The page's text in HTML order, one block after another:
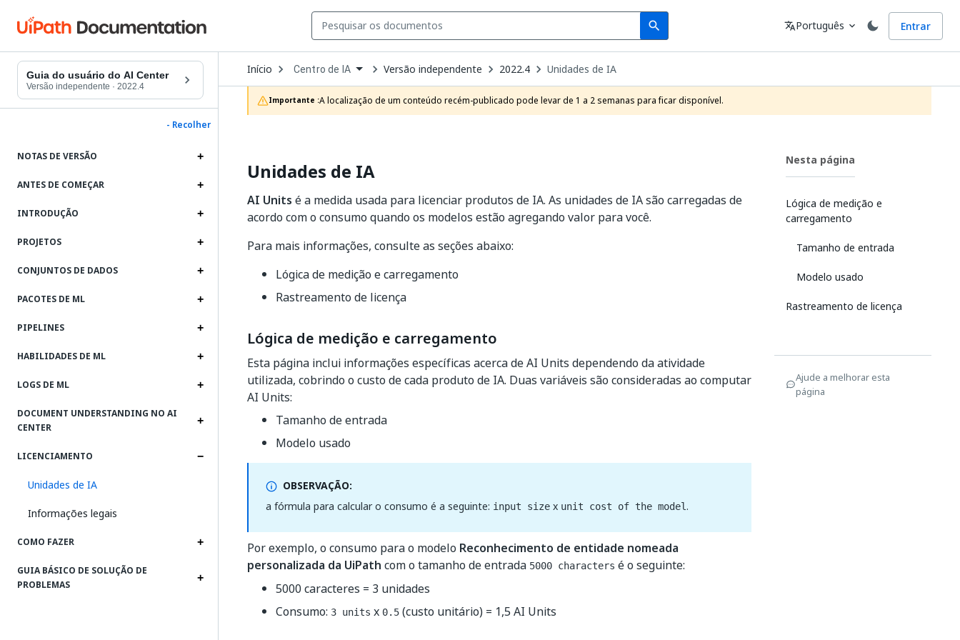
search
Search Idioma
translatePortuguês expand_more Entrar
Guia do usuário do AI Center
Versão independente · 2022.4
- Recolher
NOTAS DE VERSÃO
ANTES DE COMEÇAR
INTRODUÇÃO
PROJETOS
CONJUNTOS DE DADOS
PACOTES DE ML
PIPELINES
HABILIDADES DE ML
LOGS DE ML
DOCUMENT UNDERSTANDING NO AI
CENTER
LICENCIAMENTO
Unidades de IA
Informações legais
COMO FAZER
GUIA BÁSICO DE SOLUÇÃO DE
PROBLEMAS
Início Open
Dropdown
to
choose
product
Centro de IA Versão independente 2022.4 Unidades de IA
Importante :A localização de um conteúdo recém-publicado pode levar de 1 a 2 semanas para ficar disponível.
Unidades de IA
AI Units é a medida usada para licenciar produtos de IA. As unidades de IA são carregadas de
acordo com o consumo quando os modelos estão agregando valor para você.
Para mais informações, consulte as seções abaixo:
Lógica de medição e carregamento
Rastreamento de licença
Lógica de medição e carregamento
Esta página inclui informações específicas acerca de AI Units dependendo da atividade
utilizada, cobrindo o custo de cada produto de IA. Duas variáveis são consideradas ao computar
AI Units:
Tamanho de entrada
Modelo usado
OBSERVAÇÃO:
a fórmula para calcular o consumo é a seguinte: input size x unit cost of the model.
Por exemplo, o consumo para o modelo Reconhecimento de entidade nomeada
personalizada da UiPath com o tamanho de entrada 5000 characters é o seguinte:
5000 caracteres = 3 unidades
Consumo: 3 units x 0.5 (custo unitário) = 1,5 AI Units
Nesta página
Lógica de medição e
carregamento
Tamanho de entrada
Modelo usado
Rastreamento de licença
Ajude a melhorar esta
página